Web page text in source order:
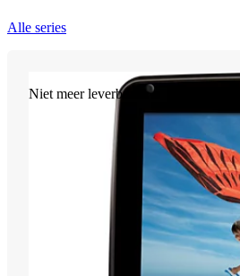
Alle series
Niet meer leverbaar